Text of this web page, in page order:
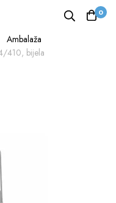
0
Ambalaža
410, bijela